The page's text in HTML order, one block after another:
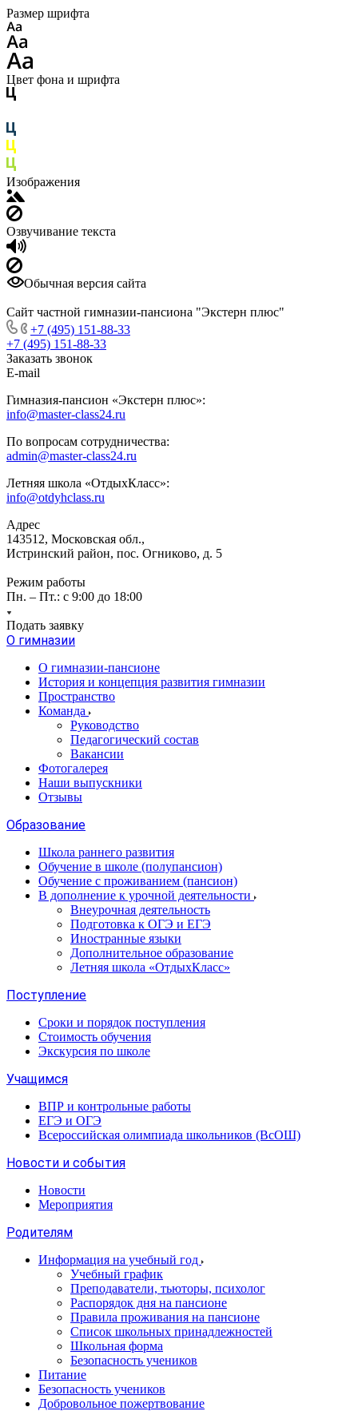
Размер шрифта
Цвет фона и шрифта
Изображения
Озвучивание текста
Обычная версия сайта
Сайт частной гимназии-пансиона "Экстерн плюс"
+7 (495) 151-88-33
+7 (495) 151-88-33
Заказать звонок
E-mail
Гимназия-пансион «Экстерн плюс»:
info@master-class24.ru
По вопросам сотрудничества:
admin@master-class24.ru
Летняя школа «ОтдыхКласс»:
info@otdyhclass.ru
Адрес
143512, Московская обл.,
Истринский район, пос. Огниково, д. 5
Режим работы
Пн. – Пт.: с 9:00 до 18:00
Подать заявку
О гимназии
О гимназии-пансионе
История и концепция развития гимназии
Пространство
Команда
Руководство
Педагогический состав
Вакансии
Фотогалерея
Наши выпускники
Отзывы
Образование
Школа раннего развития
Обучение в школе (полупансион)
Обучение с проживанием (пансион)
В дополнение к урочной деятельности
Внеурочная деятельность
Подготовка к ОГЭ и ЕГЭ
Иностранные языки
Дополнительное образование
Летняя школа «ОтдыхКласс»
Поступление
Сроки и порядок поступления
Стоимость обучения
Экскурсия по школе
Учащимся
ВПР и контрольные работы
ЕГЭ и ОГЭ
Всероссийская олимпиада школьников (ВсОШ)
Новости и события
Новости
Мероприятия
Родителям
Информация на учебный год
Учебный график
Преподаватели, тьюторы, психолог
Распорядок дня на пансионе
Правила проживания на пансионе
Список школьных принадлежностей
Школьная форма
Безопасность учеников
Питание
Безопасность учеников
Добровольное пожертвование